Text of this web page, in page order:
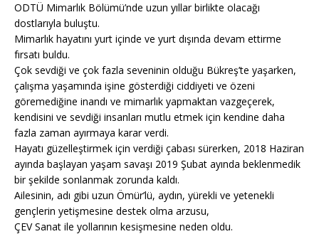
ODTÜ Mimarlık Bölümü’nde uzun yıllar birlikte olacağı
dostlarıyla buluştu.
Mimarlık hayatını yurt içinde ve yurt dışında devam ettirme
fırsatı buldu.
Çok sevdiği ve çok fazla seveninin olduğu Bükreş’te yaşarken,
çalışma yaşamında işine gösterdiği ciddiyeti ve özeni
göremediğine inandı ve mimarlık yapmaktan vazgeçerek,
kendisini ve sevdiği insanları mutlu etmek için kendine daha
fazla zaman ayırmaya karar verdi.
Hayatı güzelleştirmek için verdiği çabası sürerken, 2018 Haziran
ayında başlayan yaşam savaşı 2019 Şubat ayında beklenmedik
bir şekilde sonlanmak zorunda kaldı.
Ailesinin, adı gibi uzun Ömür’lü, aydın, yürekli ve yetenekli
gençlerin yetişmesine destek olma arzusu,
ÇEV Sanat ile yollarının kesişmesine neden oldu.